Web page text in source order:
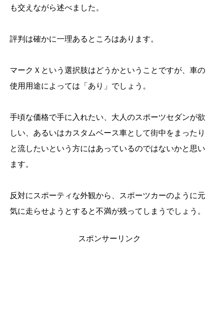
も交えながら述べました。
評判は確かに一理あるところはあります。
マークＸという選択肢はどうかということですが、車の
使用用途によっては「あり」でしょう。
手頃な価格で手に入れたい、大人のスポーツセダンが欲
しい、あるいはカスタムベース車として街中をまったり
と流したいという方にはあっているのではないかと思い
ます。
反対にスポーティな外観から、スポーツカーのように元
気に走らせようとすると不満が残ってしまうでしょう。
スポンサーリンク